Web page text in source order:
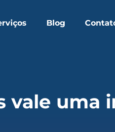
Blog
vale uma